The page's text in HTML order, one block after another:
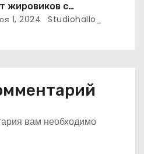
жировиков с
эффектом
1, 2024 Studiohallo_
вам необходимо